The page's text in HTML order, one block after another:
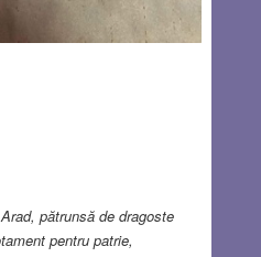
pătrunsă de dragoste
pentru patrie,